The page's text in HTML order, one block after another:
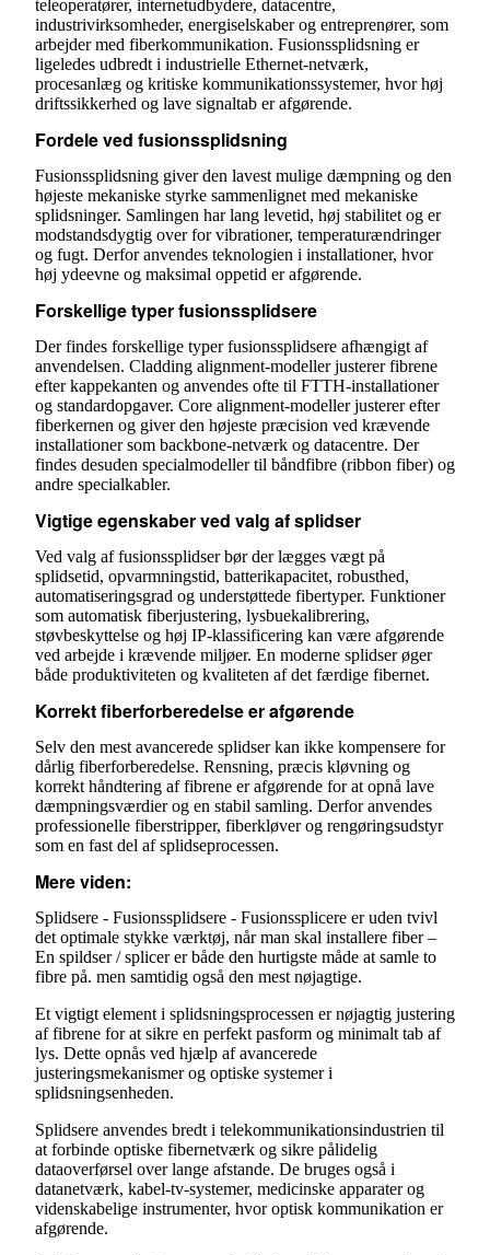
teleoperatører, internetudbydere, datacentre,
industrivirksomheder, energiselskaber og entreprenører, som
arbejder med fiberkommunikation. Fusionssplidsning er
ligeledes udbredt i industrielle Ethernet-netværk,
procesanlæg og kritiske kommunikationssystemer, hvor høj
driftssikkerhed og lave signaltab er afgørende.
Fordele ved fusionssplidsning
Fusionssplidsning giver den lavest mulige dæmpning og den
højeste mekaniske styrke sammenlignet med mekaniske
splidsninger. Samlingen har lang levetid, høj stabilitet og er
modstandsdygtig over for vibrationer, temperaturændringer
og fugt. Derfor anvendes teknologien i installationer, hvor
høj ydeevne og maksimal oppetid er afgørende.
Forskellige typer fusionssplidsere
Der findes forskellige typer fusionssplidsere afhængigt af
anvendelsen. Cladding alignment-modeller justerer fibrene
efter kappekanten og anvendes ofte til FTTH-installationer
og standardopgaver. Core alignment-modeller justerer efter
fiberkernen og giver den højeste præcision ved krævende
installationer som backbone-netværk og datacentre. Der
findes desuden specialmodeller til båndfibre (ribbon fiber) og
andre specialkabler.
Vigtige egenskaber ved valg af splidser
Ved valg af fusionssplidser bør der lægges vægt på
splidsetid, opvarmningstid, batterikapacitet, robusthed,
automatiseringsgrad og understøttede fibertyper. Funktioner
som automatisk fiberjustering, lysbuekalibrering,
støvbeskyttelse og høj IP-klassificering kan være afgørende
ved arbejde i krævende miljøer. En moderne splidser øger
både produktiviteten og kvaliteten af det færdige fibernet.
Korrekt fiberforberedelse er afgørende
Selv den mest avancerede splidser kan ikke kompensere for
dårlig fiberforberedelse. Rensning, præcis kløvning og
korrekt håndtering af fibrene er afgørende for at opnå lave
dæmpningsværdier og en stabil samling. Derfor anvendes
professionelle fiberstripper, fiberkløver og rengøringsudstyr
som en fast del af splidseprocessen.
Mere viden:
Splidsere - Fusionssplidsere - Fusionssplicere er uden tvivl
det optimale stykke værktøj, når man skal installere fiber –
En spildser / splicer er både den hurtigste måde at samle to
fibre på. men samtidig også den mest nøjagtige.
Et vigtigt element i splidsningsprocessen er nøjagtig justering
af fibrene for at sikre en perfekt pasform og minimalt tab af
lys. Dette opnås ved hjælp af avancerede
justeringsmekanismer og optiske systemer i
splidsningsenheden.
Splidsere anvendes bredt i telekommunikationsindustrien til
at forbinde optiske fibernetværk og sikre pålidelig
dataoverførsel over lange afstande. De bruges også i
datanetværk, kabel-tv-systemer, medicinske apparater og
videnskabelige instrumenter, hvor optisk kommunikation er
afgørende.